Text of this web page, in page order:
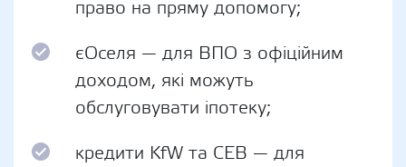
право на пряму допомогу;
єОселя — для ВПО з офіційним
доходом, які можуть
обслуговувати іпотеку;
кредити KfW та СЕВ — для